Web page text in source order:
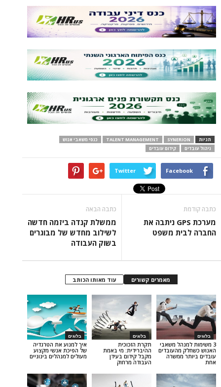
TALENT MANAGEMENT
כנסי משאבי אנוש
קידום עובדים
Twitter
מערכת GPS ניתבה את
משפט
ממשלת קנדה ביזמה חדשה
לשילוב מחדש של מבוגרים
בשוק העבודה
עוד מאותו הכותב
בלוגים
איך למנוע את הטרגדיה
של הפיכת אנשי מקצוע
מעולים למנהלים בינוניים
בלוגים
תקרת הזכוכית
ההיברידית: מי באמת
מקבל קידום בעידן
משאבי